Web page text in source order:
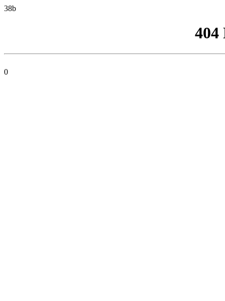
38b
404
0